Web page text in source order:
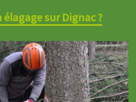
sur Dignac ?